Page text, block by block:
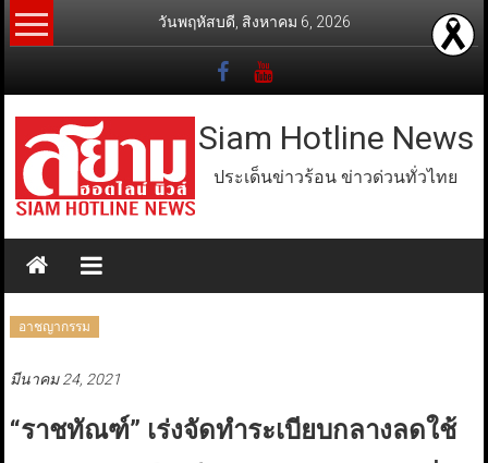
Skip
to
วันพฤหัสบดี, สิงหาคม 6, 2026
Siam Hotline News
ประเด็นข่าวร้อน ข่าวด่วนทั่วไทย
อาชญากรรม
มีนาคม 24, 2021
“ราชทัณฑ์” เร่งจัดทำระเบียบกลางลดใช้